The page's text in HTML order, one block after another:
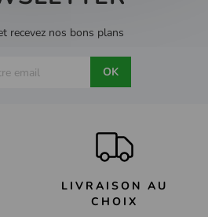
recevez nos bons plans
OK
LIVRAISON AU
CHOIX